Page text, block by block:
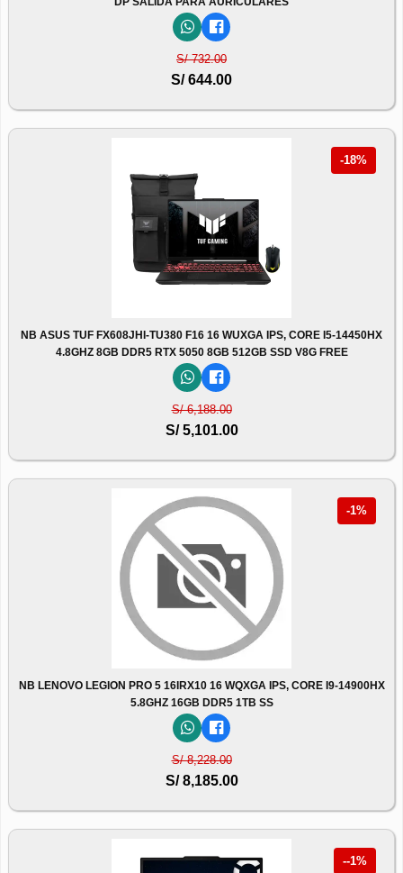
S/ 732.00
S/ 644.00
-18%
NB ASUS TUF FX608JHI-TU380 F16 16 WUXGA IPS, CORE I5-14450HX
4.8GHZ 8GB DDR5 RTX 5050 8GB 512GB SSD V8G FREE
S/ 6,188.00
S/ 5,101.00
-1%
NB LENOVO LEGION PRO 5 16IRX10 16 WQXGA IPS, CORE I9-14900HX
5.8GHZ 16GB DDR5 1TB SS
S/ 8,228.00
S/ 8,185.00
--1%